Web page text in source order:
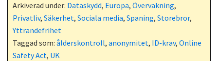
Arkiverad under: Dataskydd, Europa, Övervakning,
Privatliv, Säkerhet, Sociala media, Spaning, Storebror,
Yttrandefrihet
Taggad som: ålderskontroll, anonymitet, ID-krav, Online
Safety Act, UK